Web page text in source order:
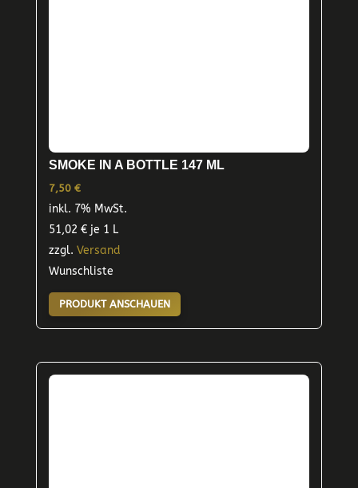
SMOKE IN A BOTTLE 147 ML
7,50 €
inkl. 7% MwSt.
51,02 €je 1 L
zzgl. Versand
Wunschliste
PRODUKT ANSCHAUEN